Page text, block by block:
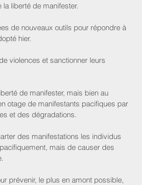
liberté de manifester.
de nouveaux outils pour répondre à
hier.
violences et sanctionner leurs
de manifester, mais bien au
otage de manifestants pacifiques par
et des dégradations.
des manifestations les individus
mais de causer des
prévenir, le plus en amont possible,